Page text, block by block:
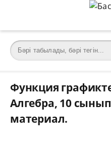
Функция
Алгебра, 10
материал.